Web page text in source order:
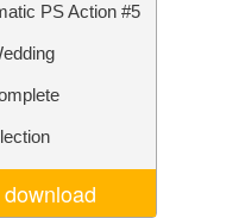
PS Action #5